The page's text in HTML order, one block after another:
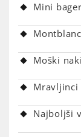
Mini bager
Montblanc
Moški
Mravljinci
Najboljši